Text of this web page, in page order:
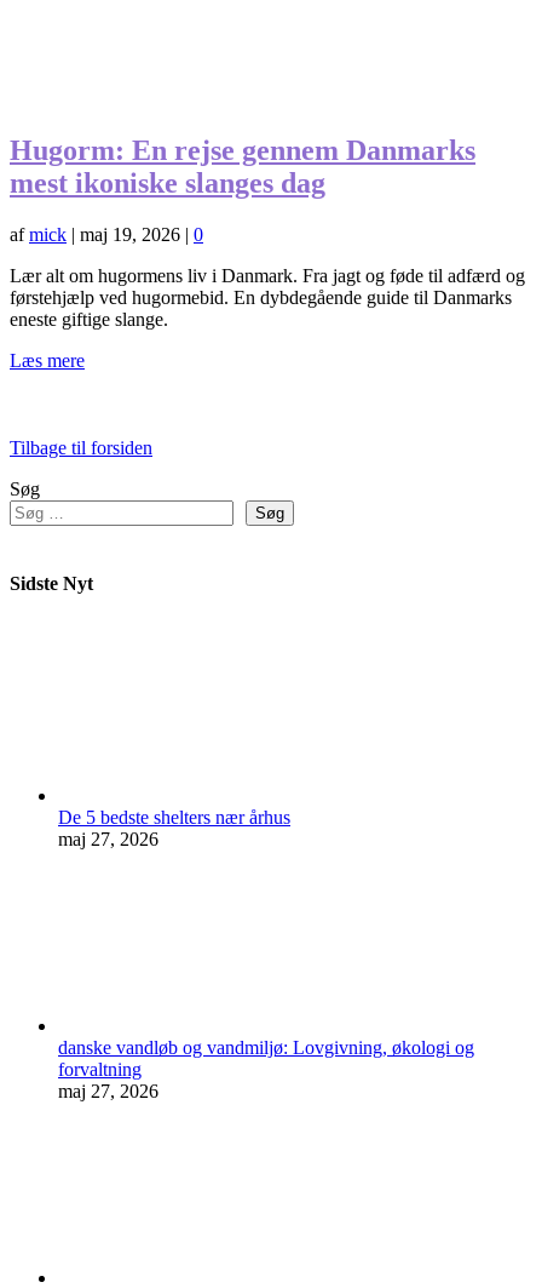
Hugorm: En rejse gennem Danmarks
mest ikoniske slanges dag
afmick | maj 19, 2026 | 0
Lær alt om hugormens liv i Danmark. Fra jagt og føde til adfærd og
førstehjælp ved hugormebid. En dybdegående guide til Danmarks
eneste giftige slange.
Læs mere
Tilbage til forsiden
Søg
Søg
Sidste Nyt
De 5 bedste shelters nær århus
maj 27, 2026
danske vandløb og vandmiljø: Lovgivning, økologi og
forvaltning
maj 27, 2026